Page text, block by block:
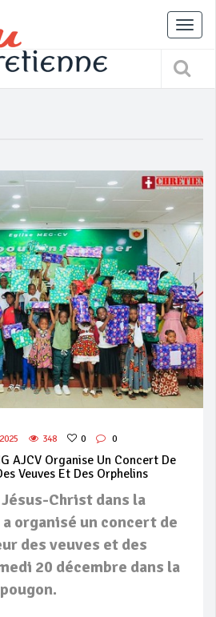
348 0 0
AJCV Organise Un Concert De
Veuves Et Des Orphelins
Jésus-Christ dans la
organisé un concert de
des veuves et des
20 décembre dans la